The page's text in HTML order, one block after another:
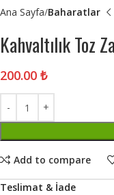
Ana Sayfa Baharatlar
Kahvaltılık Toz
200.00 ₺
Add to compare
Teslimat & İade